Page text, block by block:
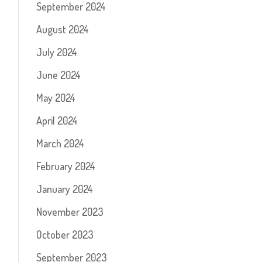
September 2024
August 2024
July 2024
June 2024
May 2024
April 2024
March 2024
February 2024
January 2024
November 2023
October 2023
September 2023